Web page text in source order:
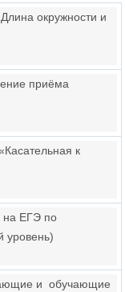
окружности и
приёма
к
на ЕГЭ по
уровень)
и обучающие